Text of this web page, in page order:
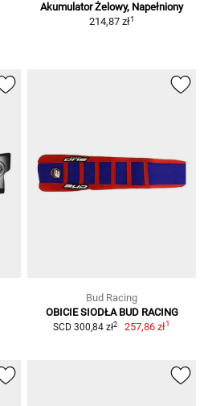
Akumulator Żelowy, Napełniony
214,87 zł1
Bud Racing
OBICIE SIODŁA BUD RACING
SCD 300,84 zł2 257,86 zł1